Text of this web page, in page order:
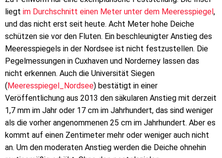
liegt im Durchschnitt einen Meter unter dem Meeresspiegel ,
und das nicht erst seit heute. Acht Meter hohe Deiche
schützen sie vor den Fluten. Ein beschleunigter Anstieg des
Meeresspiegels in der Nordsee ist nicht festzustellen. Die
Pegelmessungen in Cuxhaven und Norderney lassen das
nicht erkennen. Auch die Universität Siegen
( Meeresspiegel_Nordsee) bestätigt in einer
Veröffentlichung aus 2013 den säkularen Anstieg mit derzeit
1,7 mm im Jahr oder 17 cm im Jahrhundert, das sind weniger
als die vorher angenommenen 25 cm im Jahrhundert. Aber es
kommt auf einen Zentimeter mehr oder weniger auch nicht
an. Um den moderaten Anstieg werden die Deiche ohnehin